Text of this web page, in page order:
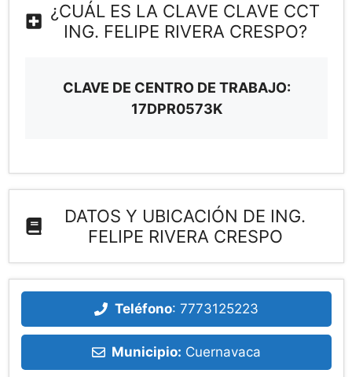
¿CUÁL ES LA CLAVE CLAVE CCT
ING. FELIPE RIVERA CRESPO?
CLAVE DE CENTRO DE TRABAJO:
17DPR0573K
DATOS Y UBICACIÓN DE ING.
FELIPE RIVERA CRESPO
Teléfono: 7773125223
Municipio: Cuernavaca